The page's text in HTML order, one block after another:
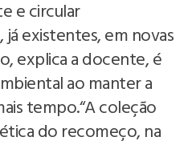
e circular
existentes, em novas
explica a docente, é
ao manter a
tempo.“A coleção
do recomeço, na